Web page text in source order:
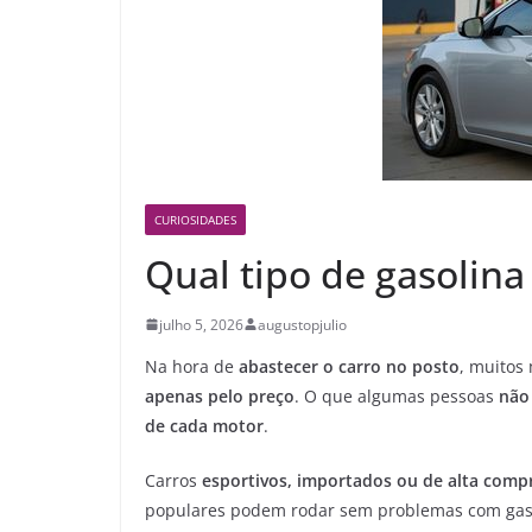
CURIOSIDADES
Qual tipo de
julho 5, 2026 augustopjulio
Na hora de abastecer o carro no posto, muitos
apenas pelo preço. O que algumas pessoas
de cada motor.
Carros esportivos, importados ou de alta
populares podem rodar sem problemas com